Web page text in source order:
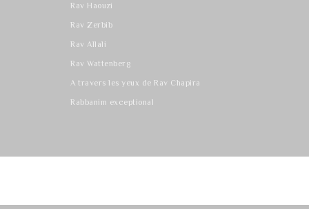
Rav Haouzi
Rav Zerbib
Rav Allali
Rav Wattenberg
A travers les yeux de Rav Chapira
Rabbanim exceptional